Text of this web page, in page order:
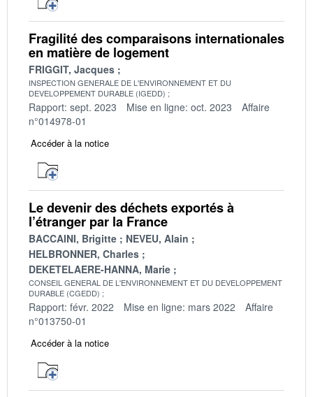
Fragilité des comparaisons internationales
en matière de logement
FRIGGIT, Jacques
INSPECTION GENERALE DE L'ENVIRONNEMENT ET DU
DEVELOPPEMENT DURABLE (IGEDD)
Rapport: sept. 2023 Mise en ligne: oct. 2023
Affaire
n°014978-01
Accéder à la notice
Le devenir des déchets exportés à
l’étranger par la France
BACCAINI, Brigitte
NEVEU, Alain
HELBRONNER, Charles
DEKETELAERE-HANNA, Marie
CONSEIL GENERAL DE L'ENVIRONNEMENT ET DU DEVELOPPEMENT
DURABLE (CGEDD)
Rapport: févr. 2022 Mise en ligne: mars 2022
Affaire
n°013750-01
Accéder à la notice